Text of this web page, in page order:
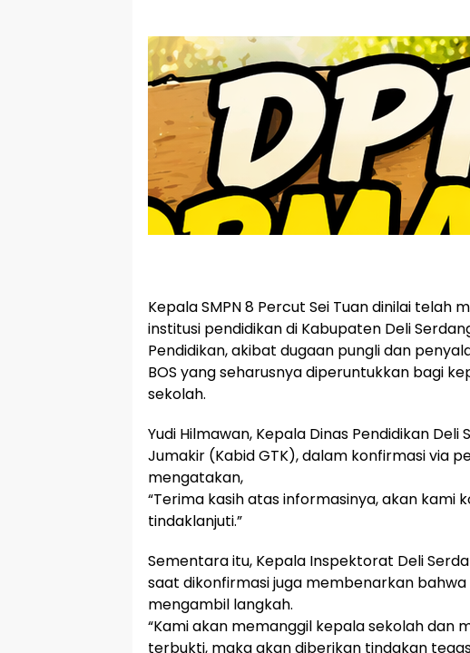
Kepala SMPN 8 Percut Sei Tuan dinilai telah
institusi pendidikan di Kabupaten Deli
Pendidikan, akibat dugaan pungli dan
BOS yang seharusnya diperuntukkan bagi
sekolah.
Yudi Hilmawan, Kepala Dinas Pendidikan Deli
Jumakir (Kabid GTK), dalam konfirmasi via
mengatakan,
“Terima kasih atas informasinya, akan kami
tindaklanjuti.”
Sementara itu, Kepala Inspektorat Deli
saat dikonfirmasi juga membenarkan
mengambil langkah.
“Kami akan memanggil kepala sekolah dan
terbukti, maka akan diberikan tindakan